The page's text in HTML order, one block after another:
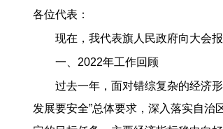
各位代表：
现在，我代表旗人民政府向大会
一、2022年工作回顾
过去一年，面对错综复杂的经济
发展要安全”总体要求，深入落实自